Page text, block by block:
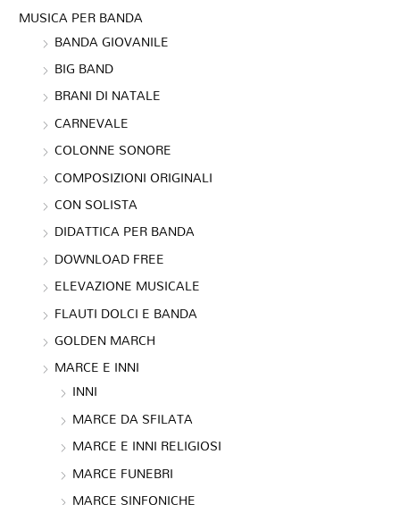
MUSICA PER BANDA
BANDA GIOVANILE
BIG BAND
BRANI DI NATALE
CARNEVALE
COLONNE SONORE
COMPOSIZIONI ORIGINALI
CON SOLISTA
DIDATTICA PER BANDA
DOWNLOAD FREE
ELEVAZIONE MUSICALE
FLAUTI DOLCI E BANDA
GOLDEN MARCH
MARCE E INNI
INNI
MARCE DA SFILATA
MARCE E INNI RELIGIOSI
MARCE FUNEBRI
MARCE SINFONICHE